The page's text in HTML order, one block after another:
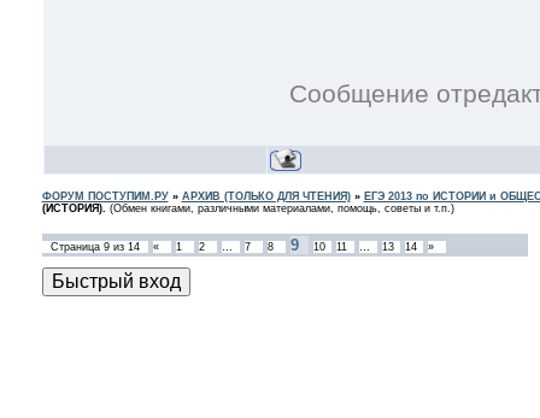
Сообщение
ФОРУМ ПОСТУПИМ.РУ» АРХИВ (ТОЛЬКО ДЛЯ ЧТЕНИЯ)» ЕГЭ 2013 по ИСТОРИИ и
(ИСТОРИЯ). (Обмен книгами, различными материалами, помощь, советы и т.п.)
Страница 9из 14 « 1 2 … 7 8 9 10 11 … 13 14 »